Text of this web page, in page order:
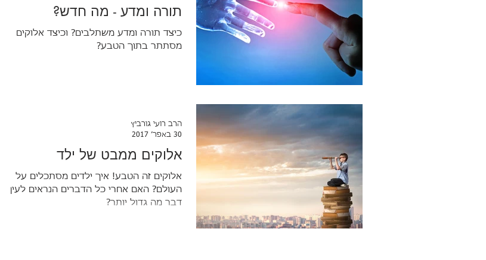
תורה ומדע - מה חדש?
כיצד תורה ומדע משתלבים? וכיצד אלוקים
מסתתר בתוך הטבע?
אלוקים ממבט של ילד
אלוקים זה הטבע! איך ילדים מסתכלים על
העולם? האם אחרי כל הדברים הנראים לעין יש
דבר מה גדול יותר?
הרב רועי גורביץ
30 באפר׳ 2017